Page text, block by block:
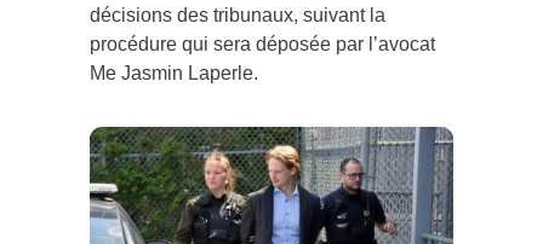
décisions des tribunaux, suivant la
procédure qui sera déposée par l’avocat
Me Jasmin Laperle.